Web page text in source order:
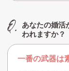
あなたの婚活
われますか？
一番の武器は